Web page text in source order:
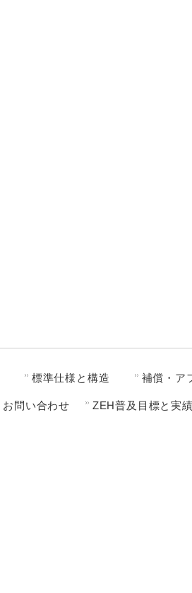
標準仕様と構造 補償・ア
お問い合わせ ZEH普及目標と実